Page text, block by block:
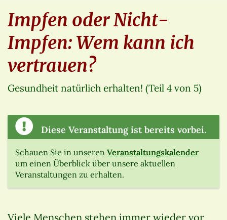
Impfen oder Nicht-
Impfen: Wem kann ich
vertrauen?
Gesundheit natürlich erhalten! (Teil 4 von 5)
Diese Veranstaltung ist bereits vorbei.
Schauen Sie in unseren Veranstaltungskalender
um einen Überblick über unsere aktuellen
Veranstaltungen zu erhalten.
Viele Menschen stehen immer wieder vor